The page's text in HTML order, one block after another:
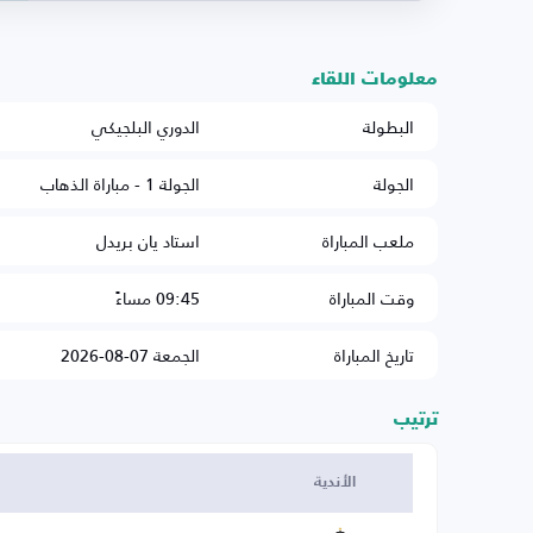
معلومات اللقاء
البطولة
الدوري البلجيكي
الجولة
الجولة 1 - مباراة الذهاب
ملعب المباراة
استاد يان بريدل
وقت المباراة
09:45 مساءً
تاريخ المباراة
الجمعة 07-08-2026
ترتيب
الأندية